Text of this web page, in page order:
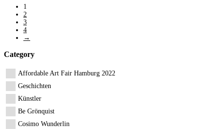
1
2
3
4
→
Category
Affordable Art Fair Hamburg 2022
Geschichten
Künstler
Be Grönquist
Cosimo Wunderlin